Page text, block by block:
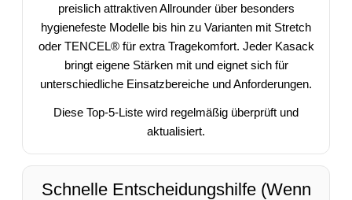
preislich attraktiven Allrounder über besonders
hygienefeste Modelle bis hin zu Varianten mit Stretch
oder TENCEL® für extra Tragekomfort. Jeder Kasack
bringt eigene Stärken mit und eignet sich für
unterschiedliche Einsatzbereiche und Anforderungen.
Diese Top-5-Liste wird regelmäßig überprüft und
aktualisiert.
Schnelle Entscheidungshilfe (Wenn